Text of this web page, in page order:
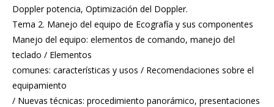
Doppler potencia, Optimización del Doppler.
Tema 2. Manejo del equipo de Ecografía y sus componentes
Manejo del equipo: elementos de comando, manejo del
teclado / Elementos
comunes: características y usos / Recomendaciones sobre el
equipamiento
/ Nuevas técnicas: procedimiento panorámico, presentaciones